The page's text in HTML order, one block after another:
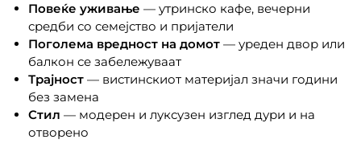
Повеќе уживање — утринско кафе, вечерни
средби со семејство и пријатели
Поголема вредност на домот — уреден двор или
балкон се забележуваат
Трајност — вистинскиот материјал значи години
без замена
Стил — модерен и луксузен изглед дури и на
отворено